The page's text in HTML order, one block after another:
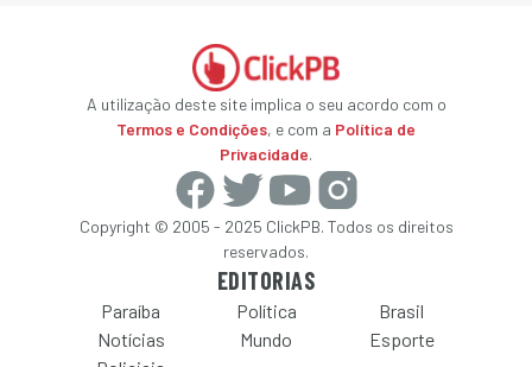
A utilização deste site implica o seu acordo com o
Termos e Condições, e com a Política de
Privacidade.
Copyright © 2005 - 2025 ClickPB. Todos os direitos
reservados.
EDITORIAS
Paraíba Política
Brasil
Notícias
Mundo Esporte